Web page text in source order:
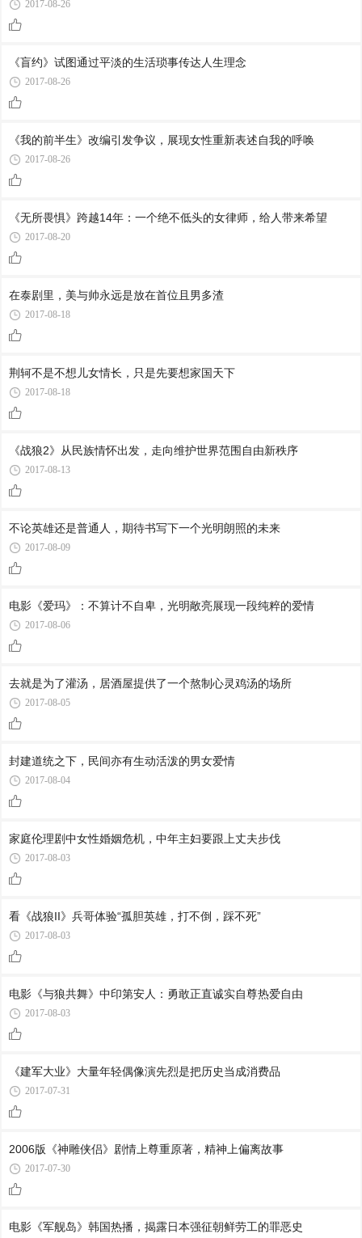
2017-08-26
《盲约》试图通过平淡的生活琐事传达人生理念
2017-08-26
《我的前半生》改编引发争议，展现女性重新表述自我的呼唤
2017-08-26
《无所畏惧》跨越14年：一个绝不低头的女律师，给人带来希望
2017-08-20
在泰剧里，美与帅永远是放在首位且男多渣
2017-08-18
荆轲不是不想儿女情长，只是先要想家国天下
2017-08-18
《战狼2》从民族情怀出发，走向维护世界范围自由新秩序
2017-08-13
不论英雄还是普通人，期待书写下一个光明朗照的未来
2017-08-09
电影《爱玛》：不算计不自卑，光明敞亮展现一段纯粹的爱情
2017-08-06
去就是为了灌汤，居酒屋提供了一个熬制心灵鸡汤的场所
2017-08-05
封建道统之下，民间亦有生动活泼的男女爱情
2017-08-04
家庭伦理剧中女性婚姻危机，中年主妇要跟上丈夫步伐
2017-08-03
看《战狼II》兵哥体验“孤胆英雄，打不倒，踩不死”
2017-08-03
电影《与狼共舞》中印第安人：勇敢正直诚实自尊热爱自由
2017-08-03
《建军大业》大量年轻偶像演先烈是把历史当成消费品
2017-07-31
2006版《神雕侠侣》剧情上尊重原著，精神上偏离故事
2017-07-30
电影《军舰岛》韩国热播，揭露日本强征朝鲜劳工的罪恶史